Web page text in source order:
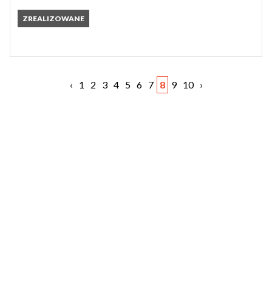
ZREALIZOWANE
‹ 1 2 3 4 5 6 7 8 9 10 ›